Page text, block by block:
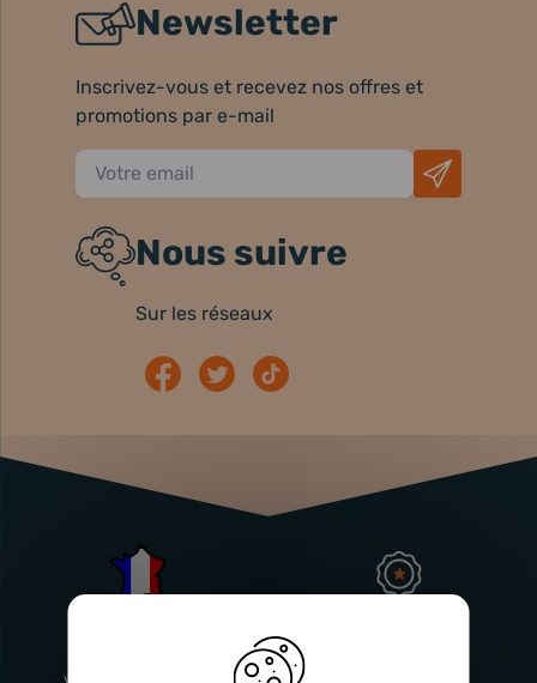
Newsletter
Inscrivez-vous et recevez nos offres et
promotions par e-mail
Nous suivre
Sur les réseaux